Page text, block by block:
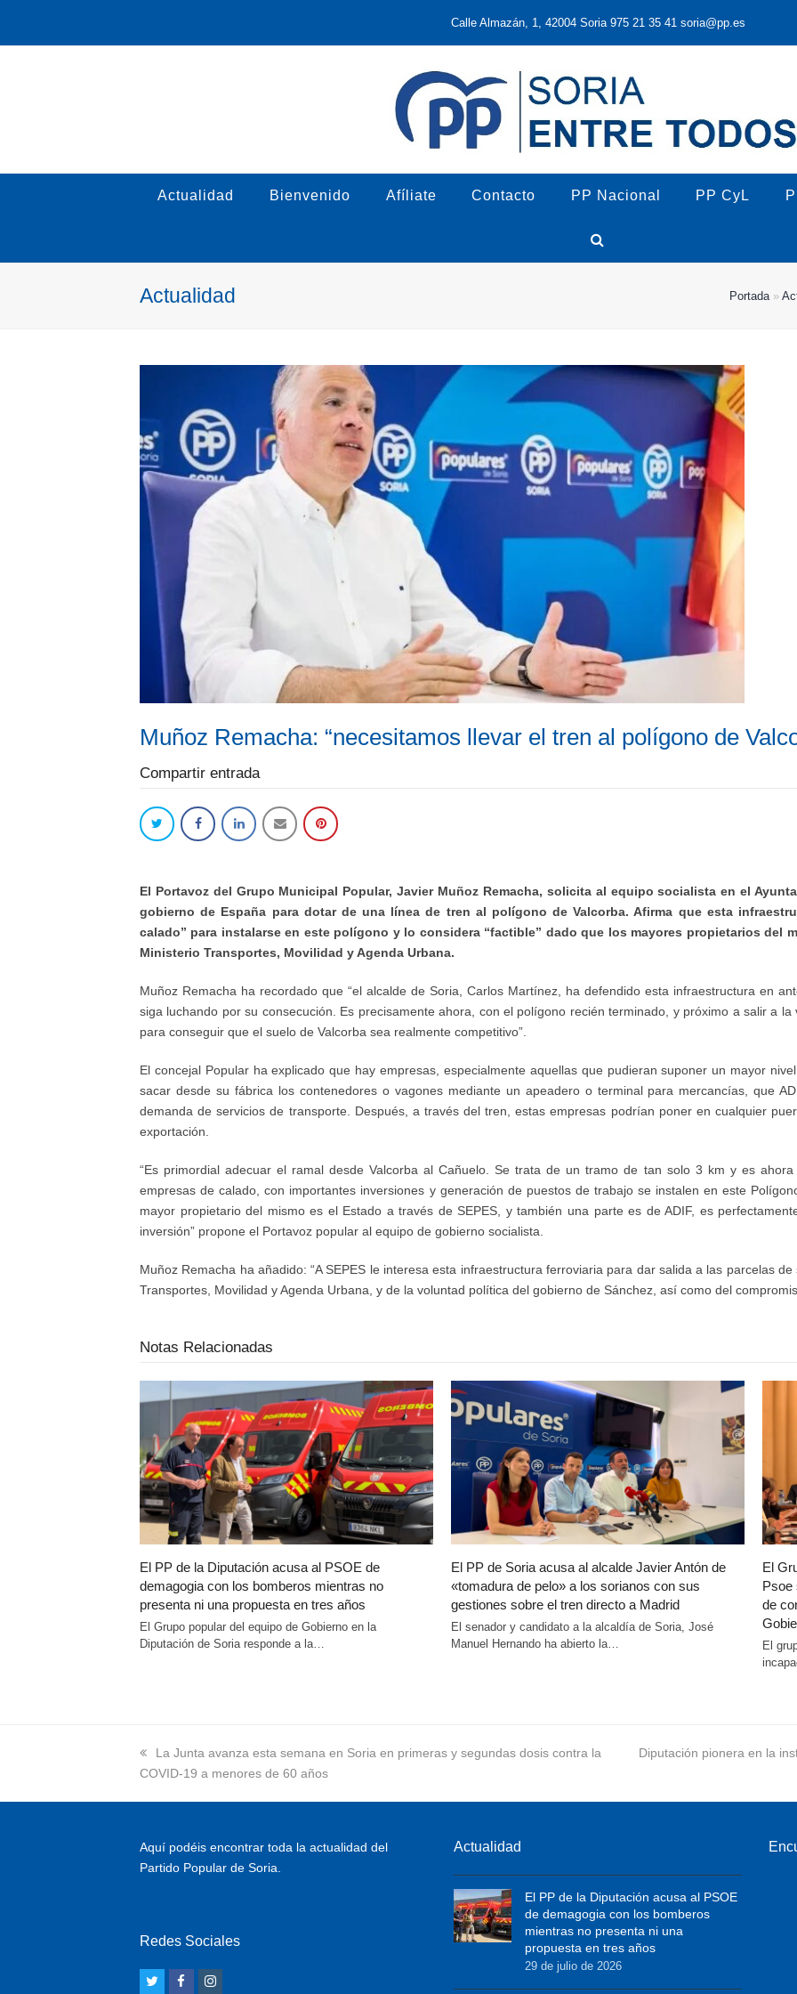
Calle Almazán, 1, 42004 Soria 975 21 35 41 soria@pp.es
Actualidad Bienvenido Afíliate Contacto PP Nacional PP CyL
Actualidad Portada»
Muñoz Remacha: “necesitamos llevar el tren al polígono de
Compartir entrada
El Portavoz del Grupo Municipal Popular, Javier Muñoz Remacha, solicita al equipo socialista en el
gobierno de España para dotar de una línea de tren al polígono de Valcorba. Afirma que esta
calado” para instalarse en este polígono y lo considera “factible” dado que los mayores propietarios del
Ministerio Transportes, Movilidad y Agenda Urbana.
Muñoz Remacha ha recordado que “el alcalde de Soria, Carlos Martínez, ha defendido esta infraestructura en
siga luchando por su consecución. Es precisamente ahora, con el polígono recién terminado, y próximo a salir a
para conseguir que el suelo de Valcorba sea realmente competitivo”.
El concejal Popular ha explicado que hay empresas, especialmente aquellas que pudieran suponer un mayor
sacar desde su fábrica los contenedores o vagones mediante un apeadero o terminal para mercancías, que
demanda de servicios de transporte. Después, a través del tren, estas empresas podrían poner en cualquier
exportación.
“Es primordial adecuar el ramal desde Valcorba al Cañuelo. Se trata de un tramo de tan solo 3 km y es
empresas de calado, con importantes inversiones y generación de puestos de trabajo se instalen en este
mayor propietario del mismo es el Estado a través de SEPES, y también una parte es de ADIF, es
inversión” propone el Portavoz popular al equipo de gobierno socialista.
Muñoz Remacha ha añadido: “A SEPES le interesa esta infraestructura ferroviaria para dar salida a las parcelas
Transportes, Movilidad y Agenda Urbana, y de la voluntad política del gobierno de Sánchez, así como del
Notas Relacionadas
El PP de la Diputación acusa al PSOE de
demagogia con los bomberos mientras no
presenta ni una propuesta en tres años
El Grupo popular del equipo de Gobierno en la
Diputación de Soria responde a la…
El PP de Soria acusa al alcalde Javier Antón de
«tomadura de pelo» a los sorianos con sus
gestiones sobre el tren directo a Madrid
El senador y candidato a la alcaldía de Soria, José
Manuel Hernando ha abierto la…
El
Psoe
de
El
previous
post:
La Junta avanza esta semana en Soria en primeras y segundas dosis contra la
COVID-19 a menores de 60 años
next
Diputación pionera en la
Aquí podéis encontrar toda la actualidad del
Partido Popular de Soria.
Redes Sociales
T
Actualidad
El PP de la Diputación acusa al PSOE
de demagogia con los bomberos
mientras no presenta ni una
propuesta en tres años
29 de julio de 2026